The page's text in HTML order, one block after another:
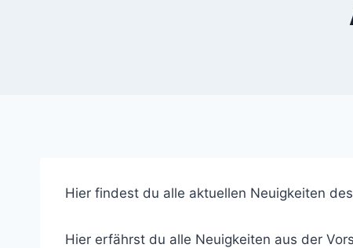
Hier findest du alle aktuellen Neuigkeiten
Hier erfährst du alle Neuigkeiten aus der